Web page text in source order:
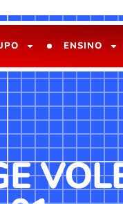
ENSINO